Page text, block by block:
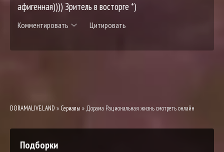
афигенная)))) Зритель в восторге *)
Комментировать Цитировать
DORAMALIVE.LAND » Сериалы » Дорама Рациональная жизнь смотреть онлайн
Подборки